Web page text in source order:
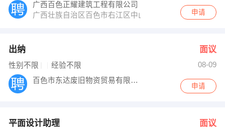
广西百色正耀建筑工程有限公司
广西壮族自治区百色市右江区中山二路75号
申请
出纳 面议
性别不限 经验不限
08-09
百色市东达废旧物资贸易有限公司
申请
平面设计助理 面议